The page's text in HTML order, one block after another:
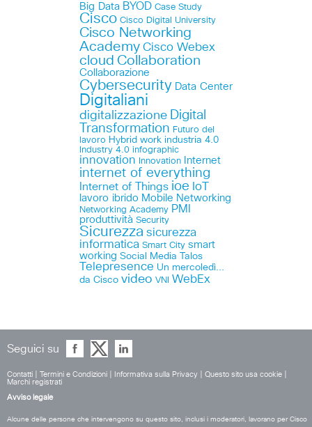
Big Data BYOD Case Study
Cisco Cisco Digital University
Cisco Networking
Academy Cisco Webex
cloud Collaboration
Collaborazione
Cybersecurity Data Center
Digitaliani
digitalizzazione
Digital
Transformation Futuro del
lavoro Hybrid work industria 4.0
Industry 4.0 infographic
innovation Innovation Internet
internet of everything
Internet of Things ioe IoT
lavoro ibrido Mobile Networking
Networking Academy PMI
produttività Security
Sicurezza sicurezza
informatica Smart City smart
working Social Media Talos
Telepresence Un mercoledì...
da Cisco video VNI WebEx
Seguici su
Contatti Termini e Condizioni Informativa sulla Privacy Questo sito usa cookie
Marchi registrati
Avviso legale
Alcune delle persone che intervengono su questo sito, inclusi i moderatori, lavorano per Cisco